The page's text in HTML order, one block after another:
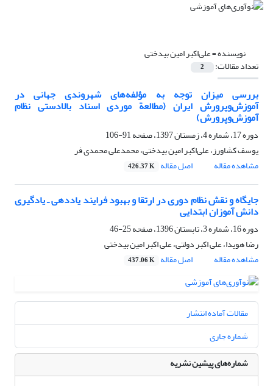
نویسنده =علی‌اکبر امین بیدختی
تعداد مقالات: 2
بررسی میزان توجه به مؤلفه‌های شهروندی جهانی در
آموزش‌وپرورش ایران (مطالعة موردی اسناد بالادستی نظام
آموزش‌وپرورش)
دوره 17، شماره 4، زمستان 1397، صفحه
91-106
یوسف کشاورز، علی‌اکبر امین بیدختی، محمدعلی محمدی فر
مشاهده مقاله
اصل مقاله 426.37 K
جایگاه و نقش نظام دوری در ارتقا و بهبود فرایند یاددهی ـ یادگیری
دانش آموزان ابتدایی
دوره 16، شماره 3، تابستان 1396، صفحه
25-46
رضا هویدا، علی اکبر دولتی، علی اکبر امین بیدختی
مشاهده مقاله
اصل مقاله 437.06 K
مقالات آماده انتشار
شماره جاری
شماره‌های پیشین نشریه